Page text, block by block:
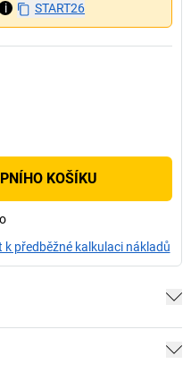
i START26
KOŠÍKU
předběžné kalkulaci nákladů